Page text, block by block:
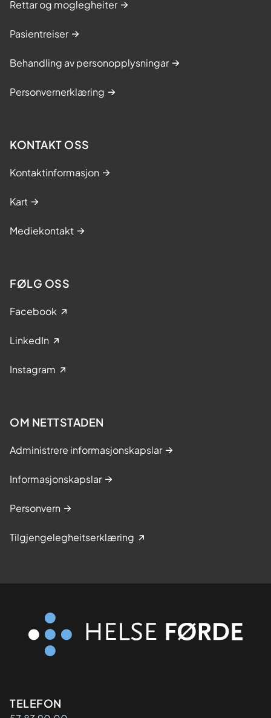
Rettar og moglegheiter
Pasientreiser
Behandling av personopplysningar
Personvernerklæring
KONTAKT OSS
Kontaktinformasjon
Kart
Mediekontakt
FØLG OSS
Facebook
LinkedIn
Instagram
OM NETTSTADEN
Administrere informasjonskapslar
Informasjonskapslar
Personvern
Tilgjengelegheitserklæring
Kontaktinformasjon
TELEFON